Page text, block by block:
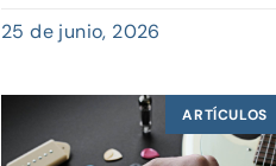
25 de junio, 2026
ARTÍCULOS